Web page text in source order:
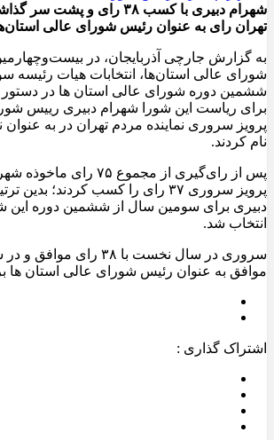
شهرام دبیری با کسب ۳۸ رای و
تهران رای به عنوان رئیس شورای عالی
به گزارش جارچی آذربایجان، در
شورای عالی استان‌ها، انتخابات هیات رئیسه
ششمین دوره شورای عالی استان‌ ها در
برای ریاست این شورا شهرام دبیری رییس
پرویز سروری نماینده مردم تهران در به
نام کردند.
پرویز سروری ۳۷ رای را کسب کردند؛
دبیری برای سومین سال از ششمین دوره این
انتخاب شد.
موافق به عنوان رئیس شورای عالی استان ها
اشتراک گذاری :